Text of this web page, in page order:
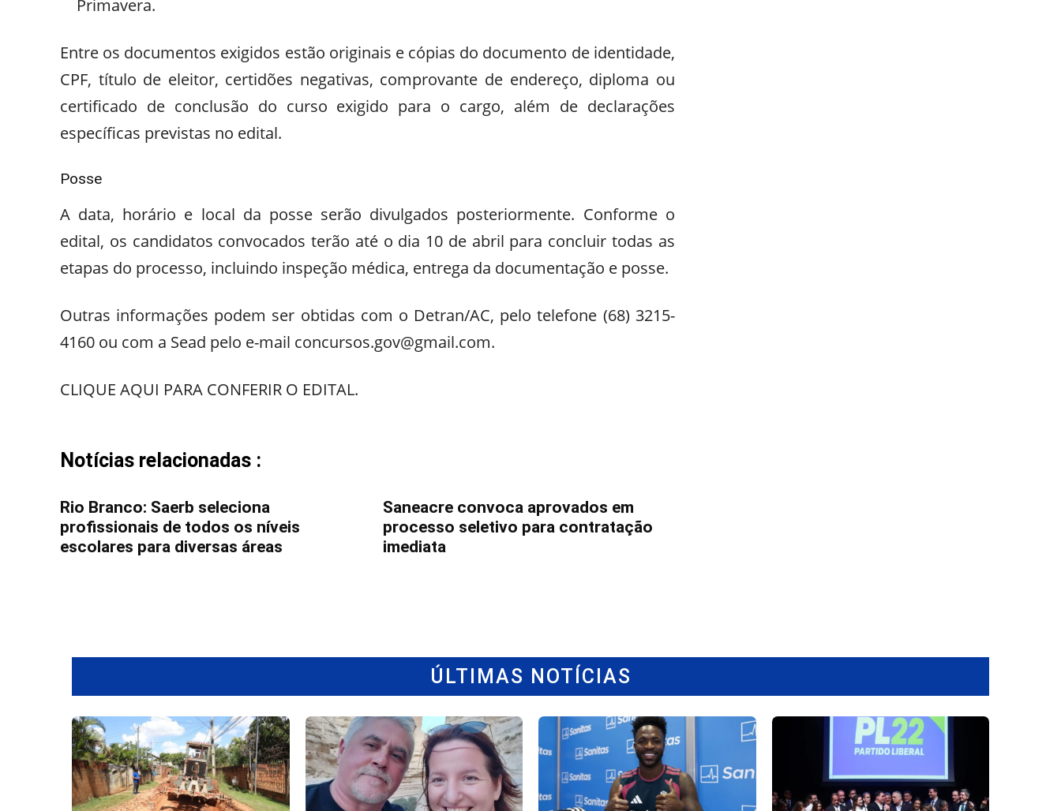
Primavera.
Entre os documentos exigidos estão originais e cópias do documento de identidade,
CPF, título de eleitor, certidões negativas, comprovante de endereço, diploma ou
certificado de conclusão do curso exigido para o cargo, além de declarações
específicas previstas no edital.
Posse
A data, horário e local da posse serão divulgados posteriormente. Conforme o
edital, os candidatos convocados terão até o dia 10 de abril para concluir todas as
etapas do processo, incluindo inspeção médica, entrega da documentação e posse.
Outras informações podem ser obtidas com o Detran/AC, pelo telefone (68) 3215-
4160 ou com a Sead pelo e-mail concursos.gov@gmail.com.
CLIQUE AQUI PARA CONFERIR O EDITAL.
Notícias relacionadas :
Rio Branco: Saerb seleciona
profissionais de todos os níveis
escolares para diversas áreas
Saneacre convoca aprovados em
processo seletivo para contratação
imediata
ÚLTIMAS NOTÍCIAS